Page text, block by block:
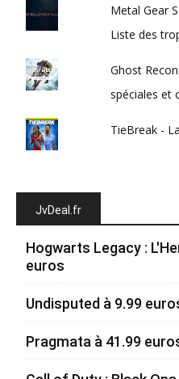
Metal Gear
Liste des
Ghost
spéciales et
TieBreak -
JvDeal.fr
Hogwarts Legacy :
euros
Undisputed à 9.99
Pragmata à 41.99